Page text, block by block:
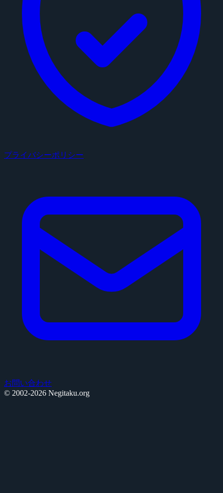
プライバシーポリシー
お問い合わせ
© 2002-2026 Negitaku.org